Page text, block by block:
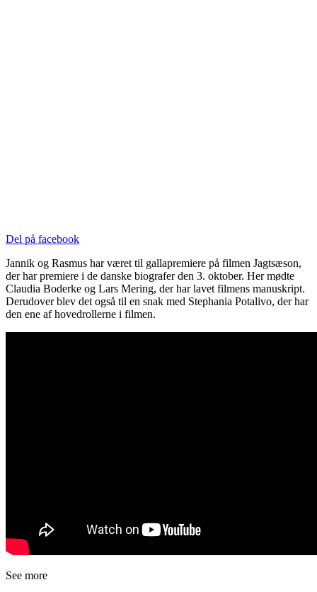
Del på facebook
Jannik og Rasmus har været til gallapremiere på filmen Jagtsæson,
der har premiere i de danske biografer den 3. oktober. Her mødte
Claudia Boderke og Lars Mering, der har lavet filmens manuskript.
Derudover blev det også til en snak med Stephania Potalivo, der har
den ene af hovedrollerne i filmen.
See more